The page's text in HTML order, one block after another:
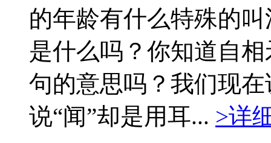
的年龄有什么特殊的
是什么吗？你知道自
句的意思吗？我们现
说“闻”却是用耳... >详